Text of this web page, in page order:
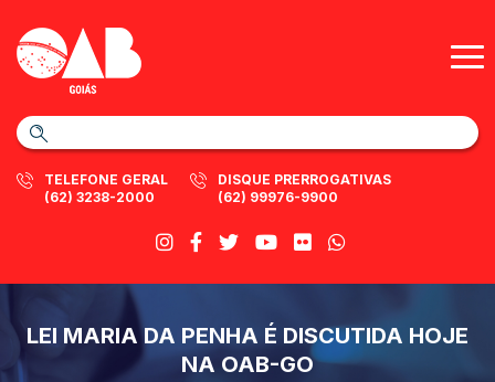
TELEFONE GERAL
(62) 3238-2000
DISQUE PRERROGATIVAS
(62) 99976-9900
LEI MARIA DA PENHA É DISCUTIDA HOJE
NA OAB-GO